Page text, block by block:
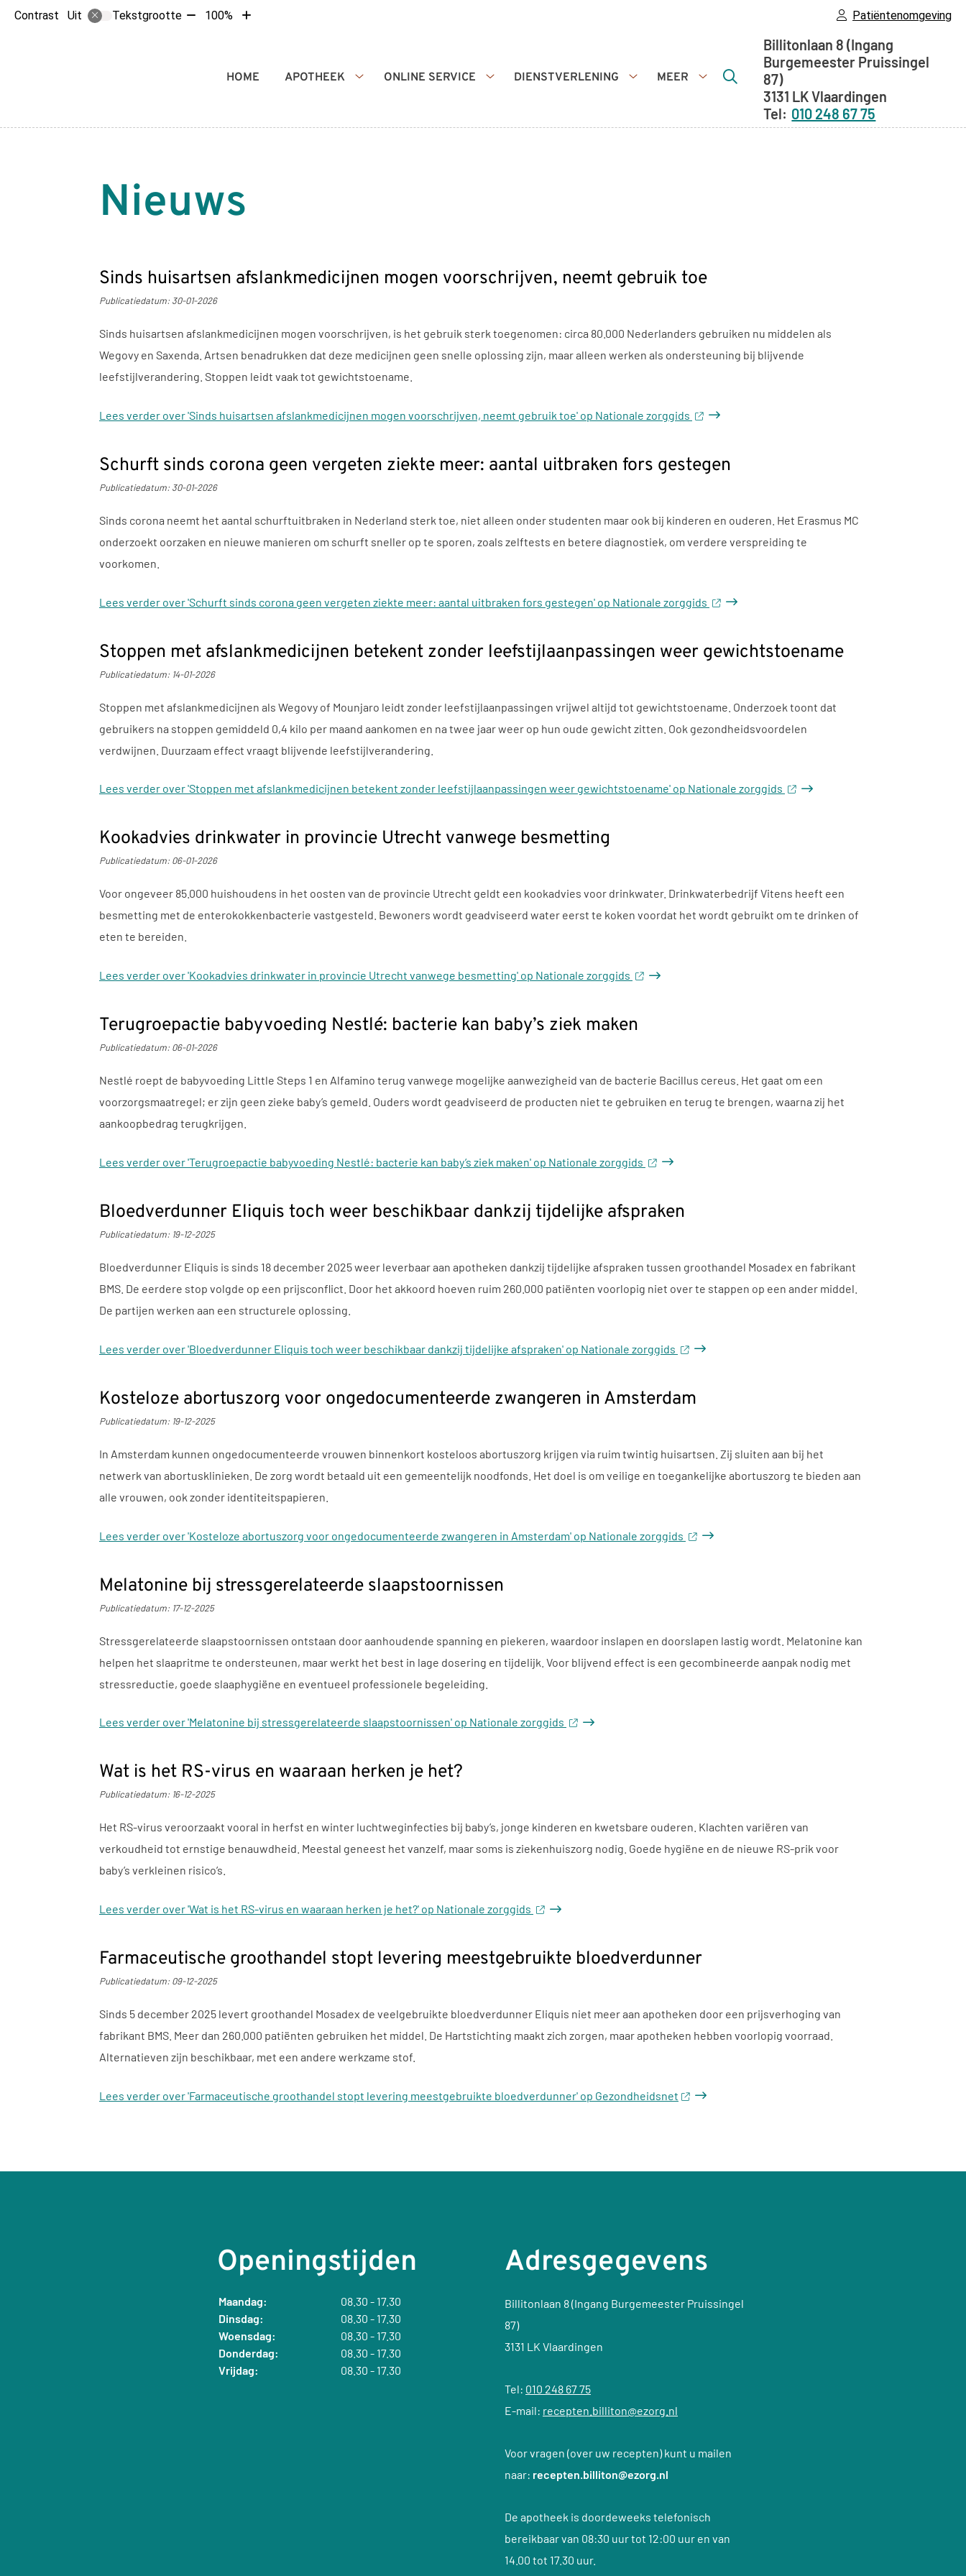
Contrast Uit Tekstgrootte Tekst100%
Tekst
Patiëntenomgeving
Hoofdmenu
HOME
APOTHEEK
ONLINE SERVICE
DIENSTVERLENING
MEER
Adresgegevens
Billitonlaan 8 (Ingang
Burgemeester Pruissingel
87)
3131 LKVlaardingen
010 248 67 75
Nieuws
Sinds huisartsen afslankmedicijnen mogen voorschrijven, neemt gebruik toe
Publicatiedatum: 30-01-2026
Sinds huisartsen afslankmedicijnen mogen voorschrijven, is het gebruik sterk toegenomen: circa 80.000 Nederlanders gebruiken nu middelen als
Wegovy en Saxenda. Artsen benadrukken dat deze medicijnen geen snelle oplossing zijn, maar alleen werken als ondersteuning bij blijvende
leefstijlverandering. Stoppen leidt vaak tot gewichtstoename.
Lees verder over 'Sinds huisartsen afslankmedicijnen mogen voorschrijven, neemt gebruik toe' op Nationale zorggids
Schurft sinds corona geen vergeten ziekte meer: aantal uitbraken fors gestegen
Publicatiedatum: 30-01-2026
Sinds corona neemt het aantal schurftuitbraken in Nederland sterk toe, niet alleen onder studenten maar ook bij kinderen en ouderen. Het Erasmus MC
onderzoekt oorzaken en nieuwe manieren om schurft sneller op te sporen, zoals zelftests en betere diagnostiek, om verdere verspreiding te
voorkomen.
Lees verder over 'Schurft sinds corona geen vergeten ziekte meer: aantal uitbraken fors gestegen' op Nationale zorggids
Stoppen met afslankmedicijnen betekent zonder leefstijlaanpassingen weer gewichtstoename
Publicatiedatum: 14-01-2026
Stoppen met afslankmedicijnen als Wegovy of Mounjaro leidt zonder leefstijlaanpassingen vrijwel altijd tot gewichtstoename. Onderzoek toont dat
gebruikers na stoppen gemiddeld 0,4 kilo per maand aankomen en na twee jaar weer op hun oude gewicht zitten. Ook gezondheidsvoordelen
verdwijnen. Duurzaam effect vraagt blijvende leefstijlverandering.
Lees verder over 'Stoppen met afslankmedicijnen betekent zonder leefstijlaanpassingen weer gewichtstoename' op Nationale zorggids
Kookadvies drinkwater in provincie Utrecht vanwege besmetting
Publicatiedatum: 06-01-2026
Voor ongeveer 85.000 huishoudens in het oosten van de provincie Utrecht geldt een kookadvies voor drinkwater. Drinkwaterbedrijf Vitens heeft een
besmetting met de enterokokkenbacterie vastgesteld. Bewoners wordt geadviseerd water eerst te koken voordat het wordt gebruikt om te drinken of
eten te bereiden.
Lees verder over 'Kookadvies drinkwater in provincie Utrecht vanwege besmetting' op Nationale zorggids
Terugroepactie babyvoeding Nestlé: bacterie kan baby’s ziek maken
Publicatiedatum: 06-01-2026
Nestlé roept de babyvoeding Little Steps 1 en Alfamino terug vanwege mogelijke aanwezigheid van de bacterie Bacillus cereus. Het gaat om een
voorzorgsmaatregel; er zijn geen zieke baby’s gemeld. Ouders wordt geadviseerd de producten niet te gebruiken en terug te brengen, waarna zij het
aankoopbedrag terugkrijgen.
Lees verder over 'Terugroepactie babyvoeding Nestlé: bacterie kan baby’s ziek maken' op Nationale zorggids
Bloedverdunner Eliquis toch weer beschikbaar dankzij tijdelijke afspraken
Publicatiedatum: 19-12-2025
Bloedverdunner Eliquis is sinds 18 december 2025 weer leverbaar aan apotheken dankzij tijdelijke afspraken tussen groothandel Mosadex en fabrikant
BMS. De eerdere stop volgde op een prijsconflict. Door het akkoord hoeven ruim 260.000 patiënten voorlopig niet over te stappen op een ander middel.
De partijen werken aan een structurele oplossing.
Lees verder over 'Bloedverdunner Eliquis toch weer beschikbaar dankzij tijdelijke afspraken' op Nationale zorggids
Kosteloze abortuszorg voor ongedocumenteerde zwangeren in Amsterdam
Publicatiedatum: 19-12-2025
In Amsterdam kunnen ongedocumenteerde vrouwen binnenkort kosteloos abortuszorg krijgen via ruim twintig huisartsen. Zij sluiten aan bij het
netwerk van abortusklinieken. De zorg wordt betaald uit een gemeentelijk noodfonds. Het doel is om veilige en toegankelijke abortuszorg te bieden aan
alle vrouwen, ook zonder identiteitspapieren.
Lees verder over 'Kosteloze abortuszorg voor ongedocumenteerde zwangeren in Amsterdam' op Nationale zorggids
Melatonine bij stressgerelateerde slaapstoornissen
Publicatiedatum: 17-12-2025
Stressgerelateerde slaapstoornissen ontstaan door aanhoudende spanning en piekeren, waardoor inslapen en doorslapen lastig wordt. Melatonine kan
helpen het slaapritme te ondersteunen, maar werkt het best in lage dosering en tijdelijk. Voor blijvend effect is een gecombineerde aanpak nodig met
stressreductie, goede slaaphygiëne en eventueel professionele begeleiding.
Lees verder over 'Melatonine bij stressgerelateerde slaapstoornissen' op Nationale zorggids
Wat is het RS-virus en waaraan herken je het?
Publicatiedatum: 16-12-2025
Het RS-virus veroorzaakt vooral in herfst en winter luchtweginfecties bij baby’s, jonge kinderen en kwetsbare ouderen. Klachten variëren van
verkoudheid tot ernstige benauwdheid. Meestal geneest het vanzelf, maar soms is ziekenhuiszorg nodig. Goede hygiëne en de nieuwe RS-prik voor
baby’s verkleinen risico’s.
Lees verder over 'Wat is het RS-virus en waaraan herken je het?' op Nationale zorggids
Farmaceutische groothandel stopt levering meestgebruikte bloedverdunner
Publicatiedatum: 09-12-2025
Sinds 5 december 2025 levert groothandel Mosadex de veelgebruikte bloedverdunner Eliquis niet meer aan apotheken door een prijsverhoging van
fabrikant BMS. Meer dan 260.000 patiënten gebruiken het middel. De Hartstichting maakt zich zorgen, maar apotheken hebben voorlopig voorraad.
Alternatieven zijn beschikbaar, met een andere werkzame stof.
Lees verder over 'Farmaceutische groothandel stopt levering meestgebruikte bloedverdunner' op Gezondheidsnet
Openingstijden
Maandag:
08.30 - 17.30
Dinsdag:
08.30 - 17.30
Woensdag:
08.30 - 17.30
Donderdag:
08.30 - 17.30
Vrijdag:
08.30 - 17.30
Adresgegevens
Billitonlaan 8 (Ingang Burgemeester Pruissingel
87)
3131 LK Vlaardingen
Tel: 010 248 67 75
E-mail: recepten.billiton@ezorg.nl
Voor vragen (over uw recepten) kunt u mailen
naar: recepten.billiton@ezorg.nl
De apotheek is doordeweeks telefonisch
bereikbaar van 08:30 uur tot 12:00 uur en van
14.00 tot 17.30 uur.